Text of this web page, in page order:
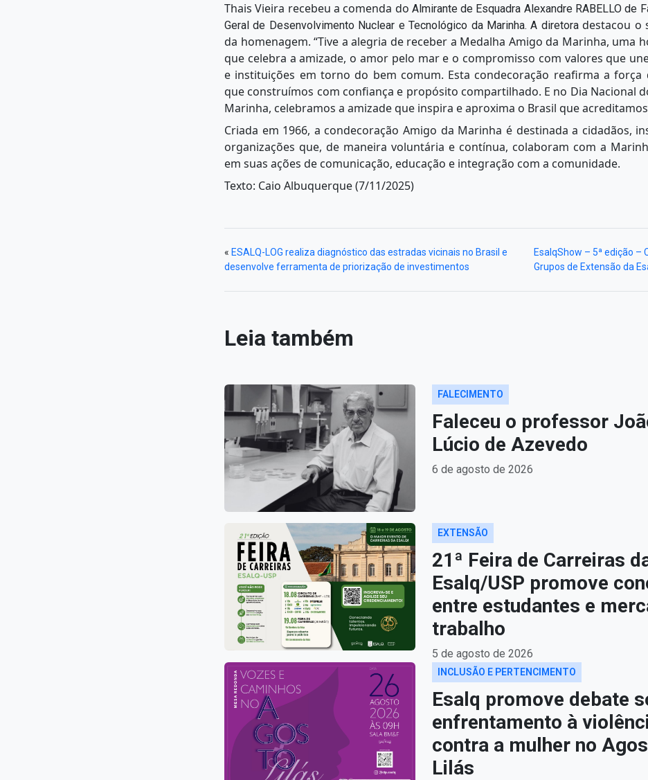
Thais Vieira recebeu a comenda do Almirante de Esquadra Alexandre RABELLO de
Geral de Desenvolvimento Nuclear e Tecnológico da Marinha. A diretoradestacou o
da homenagem. “Tive a alegria de receber a Medalha Amigo da Marinha, uma
que celebra a amizade, o amor pelo mar e o compromisso com valores que
e instituições em torno do bem comum. Esta condecoração reafirma a força
que construímos com confiança e propósito compartilhado. E no Dia Nacional
Marinha, celebramos a amizade que inspira e aproxima o Brasil que
Criada em 1966, a condecoração Amigo da Marinha é destinada a cidadãos,
organizações que, de maneira voluntária e contínua, colaboram com a
em suas ações de comunicação, educação e integração com a comunidade.
Texto: Caio Albuquerque (7/11/2025)
« ESALQ-LOG realiza diagnóstico das estradas vicinais no Brasil e
desenvolve ferramenta de priorização de investimentos
EsalqShow – 5ª edição –
Grupos de Extensão da
Leia também
FALECIMENTO
Faleceu o professor
Lúcio de Azevedo
6 de agosto de 2026
EXTENSÃO
21ª Feira de Carreiras
Esalq/USP promove
entre estudantes e
trabalho
5 de agosto de 2026
INCLUSÃO E PERTENCIMENTO
Esalq promove debate
enfrentamento à
contra a mulher no
Lilás